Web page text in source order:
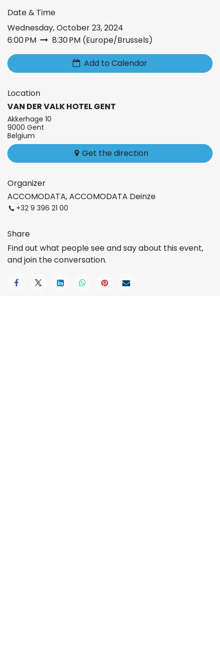
Date & Time
Wednesday, October 23, 2024
6:00 PM
8:30 PM (Europe/Brussels)
Add to Calendar
Location
VAN DER VALK HOTEL GENT
Akkerhage 10
9000 Gent
Belgium
Get the direction
Organizer
ACCOMODATA, ACCOMODATA Deinze
+32 9 396 21 00
Share
Find out what people see and say about this event,
and join the conversation.